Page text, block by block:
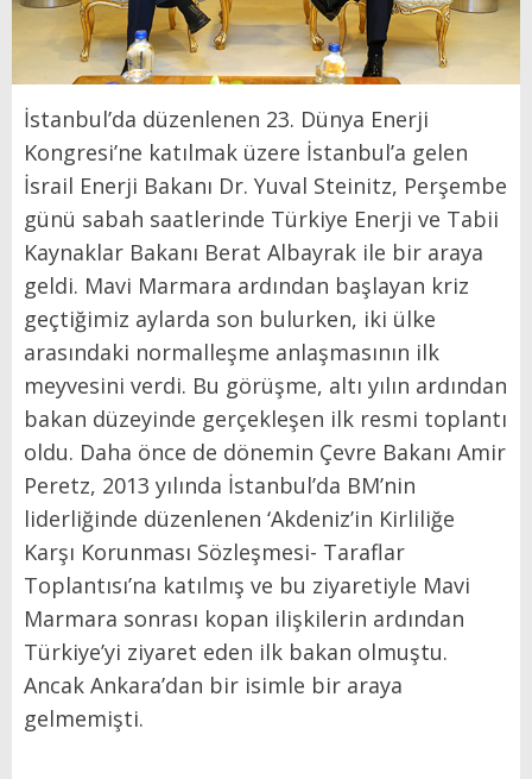
İstanbul’da düzenlenen 23. Dünya Enerji
Kongresi’ne katılmak üzere İstanbul’a gelen
İsrail Enerji Bakanı Dr. Yuval Steinitz, Perşembe
günü sabah saatlerinde Türkiye Enerji ve Tabii
Kaynaklar Bakanı Berat Albayrak ile bir araya
geldi. Mavi Marmara ardından başlayan kriz
geçtiğimiz aylarda son bulurken, iki ülke
arasındaki normalleşme anlaşmasının ilk
meyvesini verdi. Bu görüşme, altı yılın ardından
bakan düzeyinde gerçekleşen ilk resmi toplantı
oldu. Daha önce de dönemin Çevre Bakanı Amir
Peretz, 2013 yılında İstanbul’da BM’nin
liderliğinde düzenlenen ‘Akdeniz’in Kirliliğe
Karşı Korunması Sözleşmesi- Taraflar
Toplantısı’na katılmış ve bu ziyaretiyle Mavi
Marmara sonrası kopan ilişkilerin ardından
Türkiye’yi ziyaret eden ilk bakan olmuştu.
Ancak Ankara’dan bir isimle bir araya
gelmemişti.